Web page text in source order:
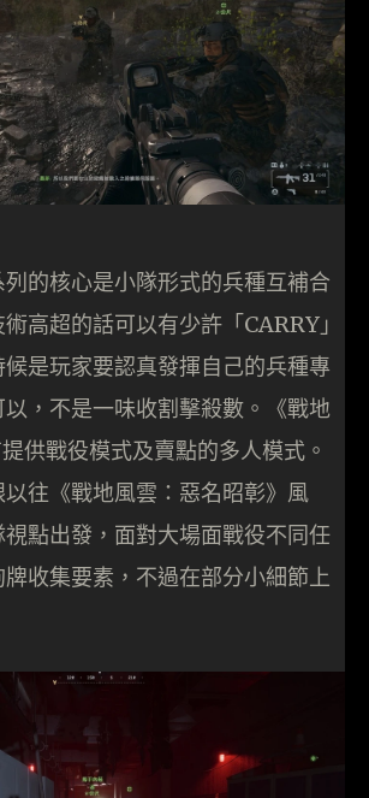
列的核心是小隊形式的兵種互補合
高超的話可以有少許「CARRY」
是玩家要認真發揮自己的兵種專
，不是一味收割擊殺數。《戰地
供戰役模式及賣點的多人模式。
往《戰地風雲：惡名昭彰》風
點出發，面對大場面戰役不同任
收集要素，不過在部分小細節上